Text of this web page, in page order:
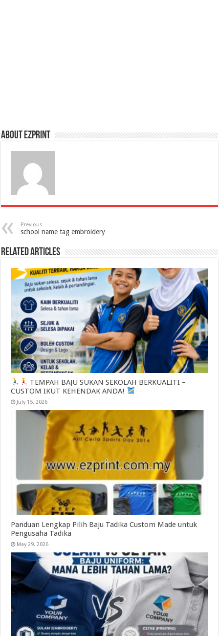
About Ezprint
Previous
school name tag embroidery
Related Articles
TEMPAH BAJU SUKAN SEKOLAH BERKUALITI –
CUSTOM IKUT KEHENDAK ANDA!
July 15, 2026
Panduan Lengkap Pilih Baju Tadika Custom Made untuk
Pengusaha Tadika
May 29, 2026